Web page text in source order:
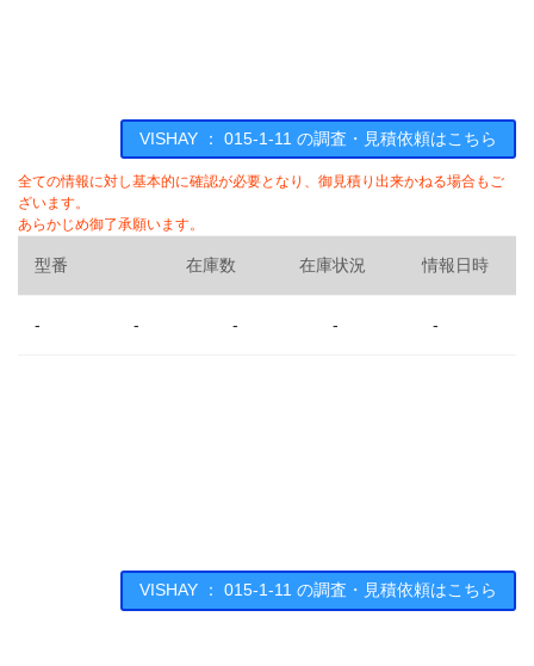
VISHAY ： 015-1-11 の調査・見積依頼はこちら
全ての情報に対し基本的に確認が必要となり、御見積り出来かねる場合もご
ざいます。
あらかじめ御了承願います。
型番 在庫数 在庫状況 情報日時
- - - - -
VISHAY ： 015-1-11 の調査・見積依頼はこちら